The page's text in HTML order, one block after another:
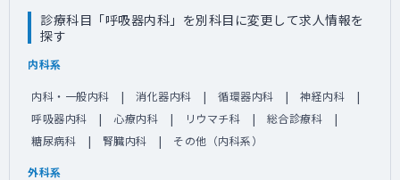
診療科目「呼吸器内科」を別科目に変更して求人情報を
探す
内科系
内科・一般内科 消化器内科 循環器内科
神経内科
呼吸器内科
心療内科 リウマチ科
総合診療科
糖尿病科
腎臓内科 その他（内科系）
外科系